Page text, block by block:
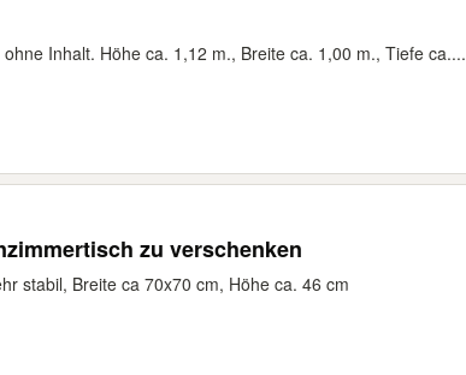
Inhalt. Höhe ca. 1,12 m., Breite ca. 1,00 m., Tiefe ca....
zu verschenken
stabil, Breite ca 70x70 cm, Höhe ca. 46 cm